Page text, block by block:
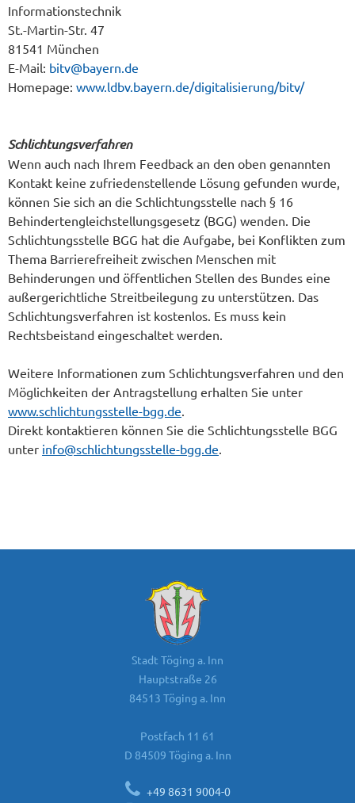
Informationstechnik
St.-Martin-Str. 47
81541 München
E-Mail: bitv@bayern.de
Homepage: www.ldbv.bayern.de/digitalisierung/bitv/
Schlichtungsverfahren
Wenn auch nach Ihrem Feedback an den oben genannten
Kontakt keine zufriedenstellende Lösung gefunden wurde,
können Sie sich an die Schlichtungsstelle nach § 16
Behindertengleichstellungsgesetz (BGG) wenden. Die
Schlichtungsstelle BGG hat die Aufgabe, bei Konflikten zum
Thema Barrierefreiheit zwischen Menschen mit
Behinderungen und öffentlichen Stellen des Bundes eine
außergerichtliche Streitbeilegung zu unterstützen. Das
Schlichtungsverfahren ist kostenlos. Es muss kein
Rechtsbeistand eingeschaltet werden.
Weitere Informationen zum Schlichtungsverfahren und den
Möglichkeiten der Antragstellung erhalten Sie unter
www.schlichtungsstelle-bgg.de.
Direkt kontaktieren können Sie die Schlichtungsstelle BGG
unter info@schlichtungsstelle-bgg.de.
Stadt Töging a. Inn
Hauptstraße 26
84513 Töging a. Inn
Postfach 11 61
D 84509 Töging a. Inn
+49 8631 9004-0